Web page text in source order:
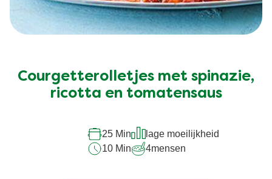
Courgetterolletjes met spinazie,
ricotta en tomatensaus
25 Min
lage moeilijkheid
10 Min
4mensen